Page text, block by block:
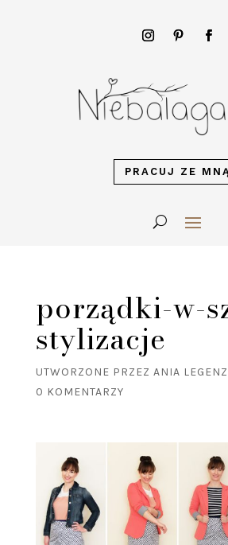
PRACUJ ZE
porządki-w-
stylizacje
UTWORZONE PRZEZ ANIA
0 KOMENTARZY